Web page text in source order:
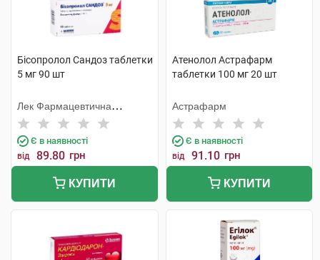
Бісопролол Сандоз таблетки
5 мг 90 шт
Лек Фармацевтична
компанія
Є в наявності
від 89.80 грн
КУПИТИ
Атенолол Астрафарм
таблетки 100 мг 20 шт
Астрафарм
Є в наявності
від 91.10 грн
КУПИТИ